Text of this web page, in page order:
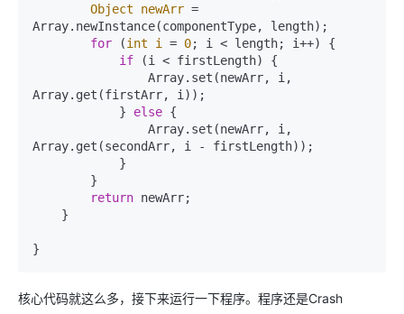
Object
newArr =
Array.newInstance(componentType, length);
for (int i = 0; i < length; i++) {
if (i < firstLength) {
Array.get(firstArr, i));
            }
else {
Array.get(secondArr, i - firstLength));
return newArr;
}
核心代码就这么多，接下来运行一下程序。程序还是Crash